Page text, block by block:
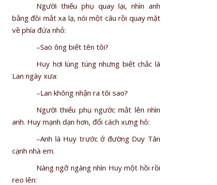
Người thiếu phụ quay lại, nhìn anh
bằng đôi mắt xa lạ, nói một câu rồi quay mặt
về phía đứa nhỏ:
–Sao ông biết tên tôi?
Huy hơi lúng túng nhưng biết chắc là
Lan ngày xưa:
–Lan không nhận ra tôi sao?
Người thiếu phụ ngước mắt lên nhìn
anh. Huy mạnh dạn hơn, đổi cách xưng hô:
–Anh là Huy trước ở đường Duy Tân
cạnh nhà em.
Nàng ngỡ ngàng nhìn Huy một hồi rồi
reo lên: